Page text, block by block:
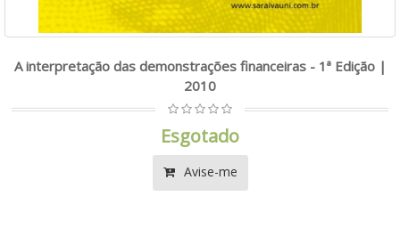
A interpretação das demonstrações financeiras - 1ª Edição |
2010
Esgotado
Avise-me